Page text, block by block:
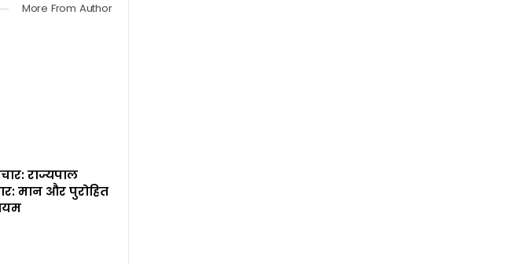
More From Author
राज्यपाल
मान और पुरोहित